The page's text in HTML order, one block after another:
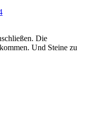
Die
Und Steine zu